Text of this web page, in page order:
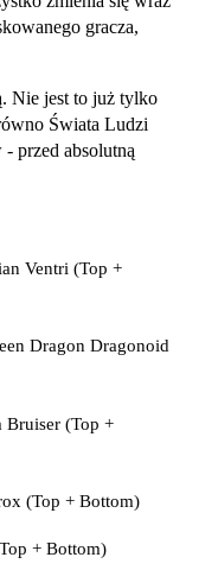
gracza,
Nie jest to już tylko
Świata Ludzi
przed absolutną
Ventri (Top +
Dragon Dragonoid
Bruiser (Top +
(Top + Bottom)
+ Bottom)